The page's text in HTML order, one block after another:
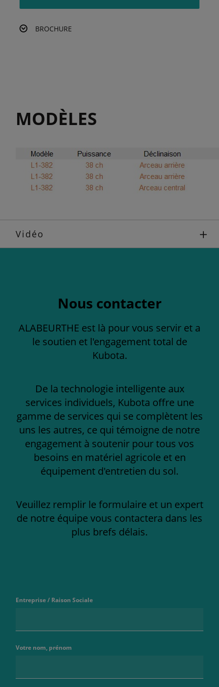
BROCHURE
MODÈLES
Vidéo
Nous contacter
ALABEURTHE est là pour vous servir et a
le soutien et l'engagement total de
Kubota.
De la technologie intelligente aux
services individuels, Kubota offre une
gamme de services qui se complètent les
uns les autres, ce qui témoigne de notre
engagement à soutenir pour tous vos
besoins en matériel agricole et en
équipement d'entretien du sol.
Veuillez remplir le formulaire et un expert
de notre équipe vous contactera dans les
plus brefs délais.
Entreprise / Raison Sociale
Votre nom, prénom